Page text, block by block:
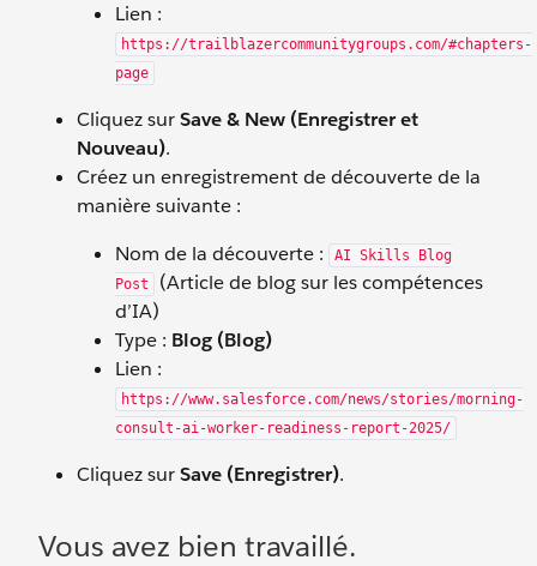
Lien :
https://trailblazercommunitygroups.com/#chapters-
page
Cliquez surSave & New (Enregistrer et
Nouveau).
Créez un enregistrement de découverte de la
manière suivante :
Nom de la découverte :
AI Skills Blog
Post
(Article de blog sur les compétences
d’IA)
Type : Blog (Blog)
Lien :
https://www.salesforce.com/news/stories/morning-
consult-ai-worker-readiness-report-2025/
Cliquez surSave (Enregistrer).
Vous avez bien travaillé.